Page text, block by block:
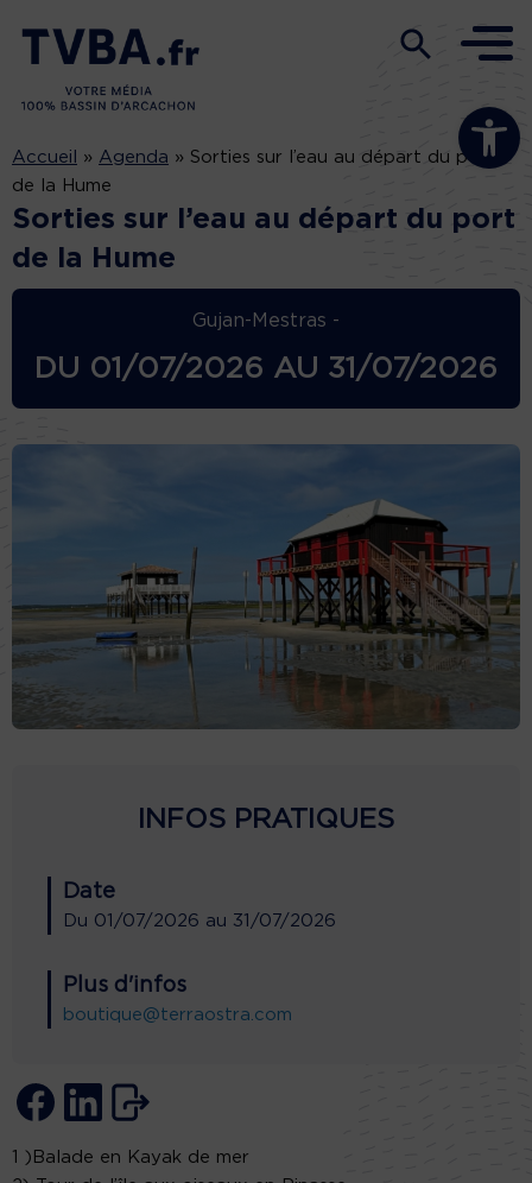
Ouvrir la
Accueil » Agenda » Sorties sur l’eau au départ du port
de la Hume
Sorties sur l’eau au départ du port
de la Hume
Gujan-Mestras -
DU 01/07/2026 AU 31/07/2026
INFOS PRATIQUES
Date
Du 01/07/2026 au 31/07/2026
Plus d'infos
boutique@terraostra.com
1 )Balade en Kayak de mer